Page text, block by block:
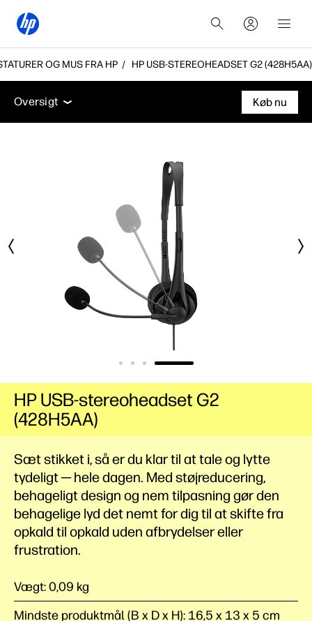
OG MUS FRA HP HP USB-STEREOHEADSET G2 (428H5AA)
Oversigt Tekniske specifikationer Tilbehør
Oversigt
Køb nu
Sæt stikket i, så er du klar til at tale og lytte
tydeligt ─ hele dagen. Med støjreducering,
behageligt design og nem tilpasning gør den
behagelige lyd det nemt for dig til at skifte fra
opkald til opkald uden afbrydelser eller
frustration.
Vægt: 0,09 kg
Mindste produktmål (B x D x H): 16,5 x 13 x 5 cm
HP USB-stereoheadset G2
(428H5AA)